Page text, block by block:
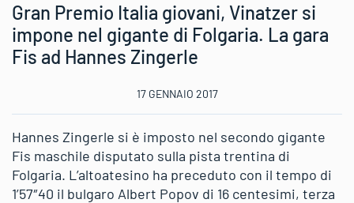
Gran Premio Italia giovani, Vinatzer si
impone nel gigante di Folgaria. La gara
Fis ad Hannes Zingerle
17 GENNAIO 2017
Hannes Zingerle si è imposto nel secondo gigante
Fis maschile disputato sulla pista trentina di
Folgaria. L’altoatesino ha preceduto con il tempo di
1’57″40 il bulgaro Albert Popov di 16 centesimi, terza